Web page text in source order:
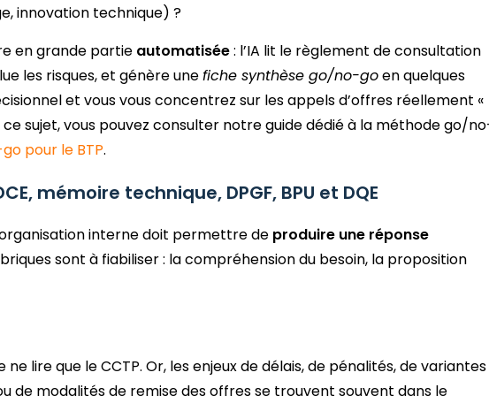
innovation technique) ?
en grande partie automatisée: l’IA lit le règlement de consultation
les risques, et génère unefiche synthèse go/no-goen quelques
et vous vous concentrez sur les appels d’offres réellement «
ce sujet, vous pouvez consulter notre guide dédié à la méthode go/
pour le BTP.
mémoire technique, DPGF, BPU et DQE
interne doit permettre de produire une réponse
sont à fiabiliser : la compréhension du besoin, la proposition
lire que le CCTP. Or, les enjeux de délais, de pénalités, de variantes
de modalités de remise des offres se trouvent souvent dans le